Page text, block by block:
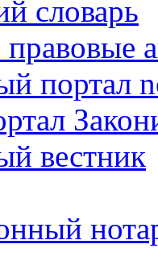
словарь
портал
вестник